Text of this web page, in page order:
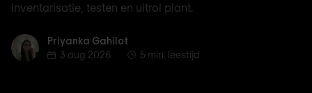
inventarisatie, testen en uitrol plant.
Priyanka Gahilot
Priyanka Gahilot
3 aug 2026
5 min. leestijd